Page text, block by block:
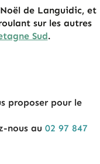
de Languidic, et
sur les autres
Sud.
proposer pour le
nous au 02 97 847